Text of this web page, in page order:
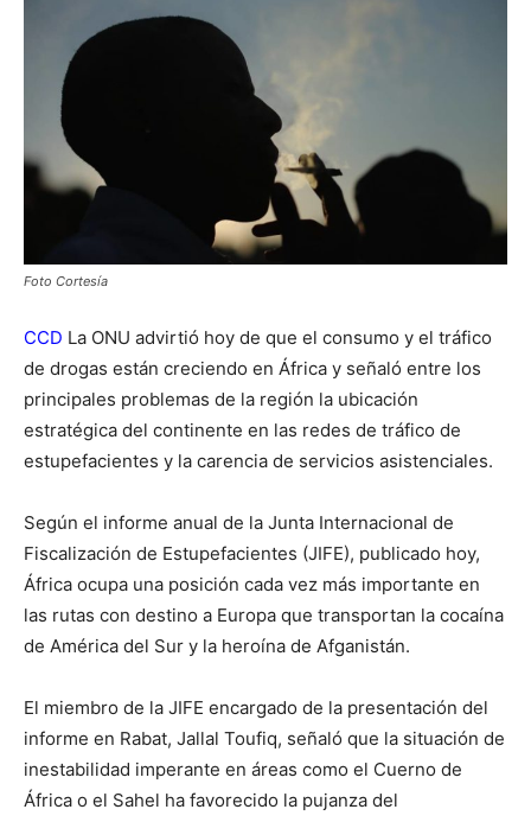
Foto Cortesía
CCD La ONU advirtió hoy de que el consumo y el tráfico
de drogas están creciendo en África y señaló entre los
principales problemas de la región la ubicación
estratégica del continente en las redes de tráfico de
estupefacientes y la carencia de servicios asistenciales.
Según el informe anual de la Junta Internacional de
Fiscalización de Estupefacientes (JIFE), publicado hoy,
África ocupa una posición cada vez más importante en
las rutas con destino a Europa que transportan la cocaína
de América del Sur y la heroína de Afganistán.
El miembro de la JIFE encargado de la presentación del
informe en Rabat, Jallal Toufiq, señaló que la situación de
inestabilidad imperante en áreas como el Cuerno de
África o el Sahel ha favorecido la pujanza del